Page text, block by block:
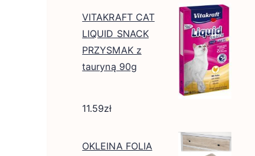
VITAKRAFT CAT
LIQUID SNACK
PRZYSMAK z
tauryną 90g
11.59zł
OKLEINA FOLIA